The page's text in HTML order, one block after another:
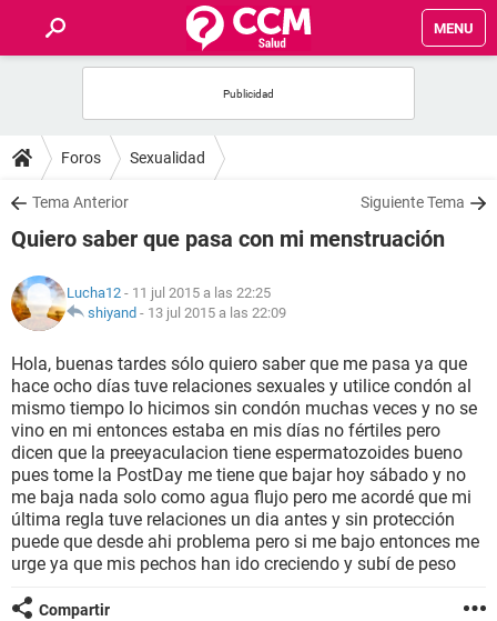
MENU
FOROS
SALUD
FAMILIA
NUTRICIÓN
BIENESTAR
SEXUALIDAD
GLOSARIO
Foros Sexualidad
Tema Anterior Siguiente Tema
Quiero saber que pasa con mi menstruación
Lucha12 - 11 jul 2015 a las 22:25
shiyand - 13 jul 2015 a las 22:09
Hola, buenas tardes sólo quiero saber que me pasa ya que
hace ocho días tuve relaciones sexuales y utilice condón al
mismo tiempo lo hicimos sin condón muchas veces y no se
vino en mi entonces estaba en mis días no fértiles pero
dicen que la preeyaculacion tiene espermatozoides bueno
pues tome la PostDay me tiene que bajar hoy sábado y no
me baja nada solo como agua flujo pero me acordé que mi
última regla tuve relaciones un dia antes y sin protección
puede que desde ahi problema pero si me bajo entonces me
urge ya que mis pechos han ido creciendo y subí de peso
Compartir